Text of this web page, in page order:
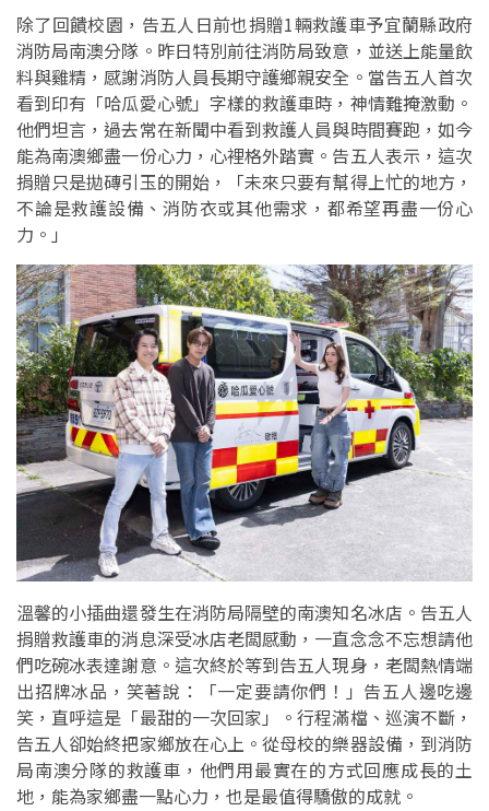
除了回饋校園，告五人日前也捐贈1輛救護車予宜蘭縣政府
消防局南澳分隊。昨日特別前往消防局致意，並送上能量飲
料與雞精，感謝消防人員長期守護鄉親安全。當告五人首次
看到印有「哈瓜愛心號」字樣的救護車時，神情難掩激動。
他們坦言，過去常在新聞中看到救護人員與時間賽跑，如今
能為南澳鄉盡一份心力，心裡格外踏實。告五人表示，這次
捐贈只是拋磚引玉的開始，「未來只要有幫得上忙的地方，
不論是救護設備、消防衣或其他需求，都希望再盡一份心
力。」
溫馨的小插曲還發生在消防局隔壁的南澳知名冰店。告五人
捐贈救護車的消息深受冰店老闆感動，一直念念不忘想請他
們吃碗冰表達謝意。這次終於等到告五人現身，老闆熱情端
出招牌冰品，笑著說：「一定要請你們！」告五人邊吃邊
笑，直呼這是「最甜的一次回家」。行程滿檔、巡演不斷，
告五人卻始終把家鄉放在心上。從母校的樂器設備，到消防
局南澳分隊的救護車，他們用最實在的方式回應成長的土
地，能為家鄉盡一點心力，也是最值得驕傲的成就。